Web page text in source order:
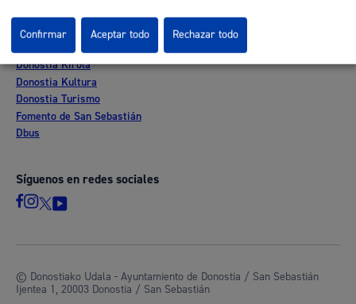
Otras páginas web corporativas
Donostia Kirola
Donostia Kultura
Donostia Turismo
Fomento de San Sebastián
Dbus
Síguenos en redes sociales
© Donostiako Udala - Ayuntamiento de Donostia / San Sebastián
Ijentea 1, 20003 Donostia / San Sebastián
Rechazar todo
Confirmar Aceptar todo